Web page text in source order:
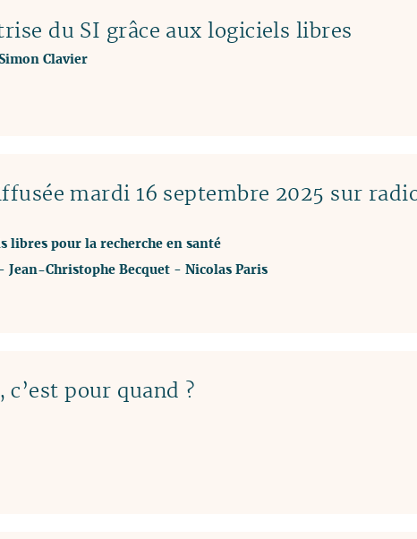
du SI grâce aux logiciels libres
Clavier
mardi 16 septembre 2025 sur
pour la recherche en santé
Jean-Christophe Becquet- Nicolas Paris
pour quand ?